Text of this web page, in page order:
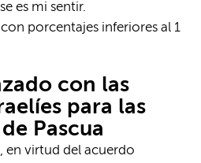
es mi sentir.
porcentajes inferiores al 1
con las
para las
Pascua
en virtud del acuerdo